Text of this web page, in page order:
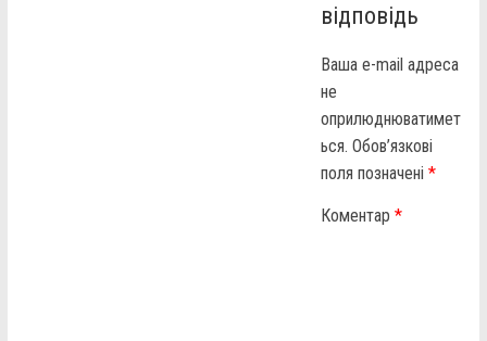
відповідь
Ваша e-mail адреса
не
оприлюднюватимет
ься. Обов’язкові
поля позначені*
Коментар*